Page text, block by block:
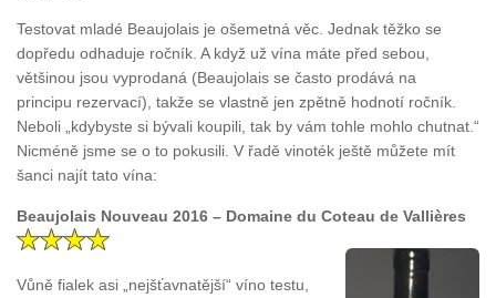
Testovat mladé Beaujolais je ošemetná věc. Jednak těžko se
dopředu odhaduje ročník. A když už vína máte před sebou,
většinou jsou vyprodaná (Beaujolais se často prodává na
principu rezervací), takže se vlastně jen zpětně hodnotí ročník.
Neboli „kdybyste si bývali koupili, tak by vám tohle mohlo chutnat.“
Nicméně jsme se o to pokusili. V řadě vinoték ještě můžete mít
šanci najít tato vína:
Beaujolais Nouveau 2016 – Domaine du Coteau de Vallières
Vůně fialek asi „nejšťavnatější“ víno testu,